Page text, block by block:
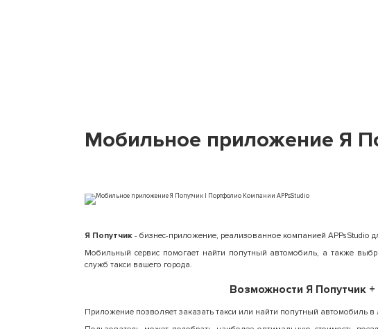
Мобильное приложение Я
Я Попутчик- бизнес-приложение, реализованное компанией APPsStudio
Мобильный сервис помогает найти попутный автомобиль, а также
служб такси вашего города.
Возможности Я Попутчик
Приложение позволяет заказать такси или найти попутный автомобиль в